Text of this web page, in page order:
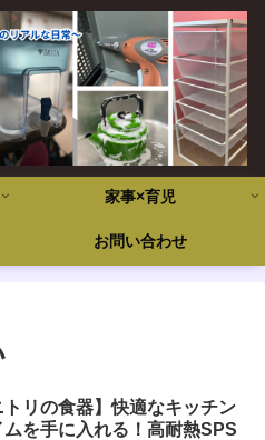
家事×育児
お問い合わせ
トリの食器】快適なキッチン
ムを手に入れる！高耐熱SPS